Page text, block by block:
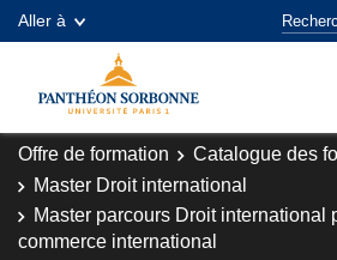
Aller à
Offre de formation Catalogue des
Master Droit international
Master parcours Droit international
commerce international